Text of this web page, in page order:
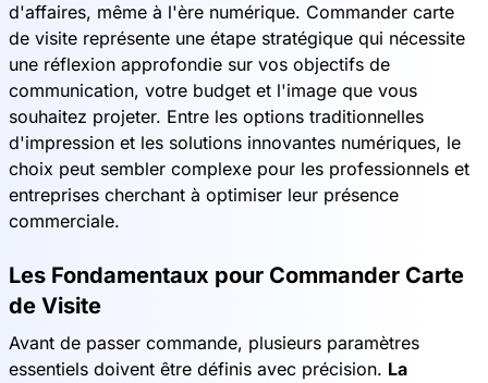
d'affaires, même à l'ère numérique. Commander carte
de visite représente une étape stratégique qui nécessite
une réflexion approfondie sur vos objectifs de
communication, votre budget et l'image que vous
souhaitez projeter. Entre les options traditionnelles
d'impression et les solutions innovantes numériques, le
choix peut sembler complexe pour les professionnels et
entreprises cherchant à optimiser leur présence
commerciale.
Les Fondamentaux pour Commander Carte
de Visite
Avant de passer commande, plusieurs paramètres
essentiels doivent être définis avec précision. La